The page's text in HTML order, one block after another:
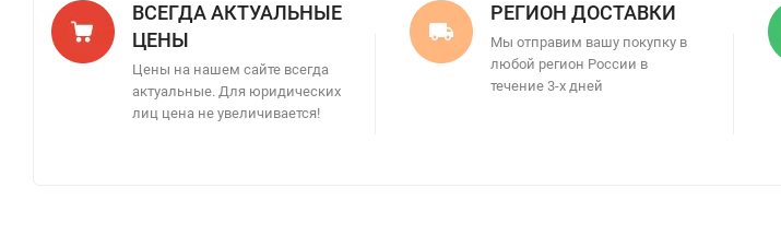
ВСЕГДА АКТУАЛЬНЫЕ
ЦЕНЫ
Цены на нашем сайте всегда
актуальные. Для юридических
лиц цена не увеличивается!
РЕГИОН ДОСТАВКИ
Мы отправим вашу покупку в
любой регион России в
течение 3-х дней